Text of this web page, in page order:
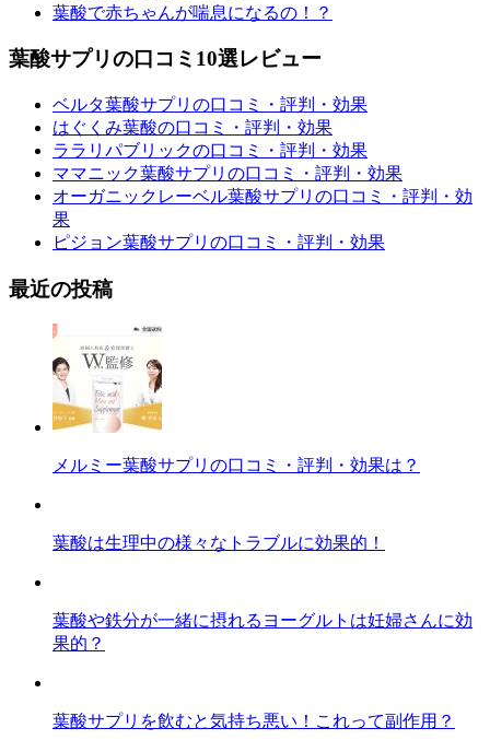
葉酸で赤ちゃんが喘息になるの！？
葉酸サプリの口コミ10選レビュー
ベルタ葉酸サプリの口コミ・評判・効果
はぐくみ葉酸の口コミ・評判・効果
ララリパブリックの口コミ・評判・効果
ママニック葉酸サプリの口コミ・評判・効果
オーガニックレーベル葉酸サプリの口コミ・評判・効
果
ピジョン葉酸サプリの口コミ・評判・効果
最近の投稿
メルミー葉酸サプリの口コミ・評判・効果は？
葉酸は生理中の様々なトラブルに効果的！
葉酸や鉄分が一緒に摂れるヨーグルトは妊婦さんに効
果的？
葉酸サプリを飲むと気持ち悪い！これって副作用？